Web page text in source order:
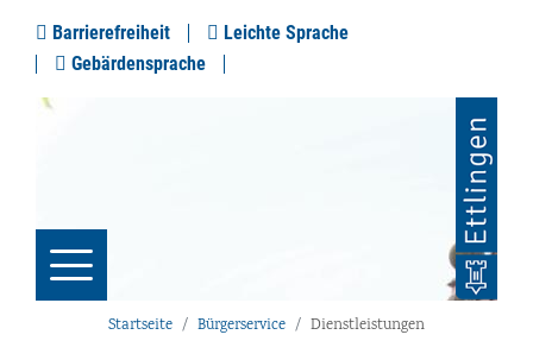
Barrierefreiheit
Leichte Sprache
Gebärdensprache
Startseite Bürgerservice Dienstleistungen